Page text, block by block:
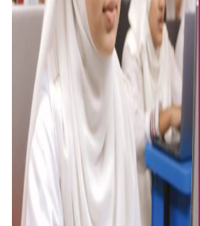
আ.লীগ ও জাপার ৯ নেতা কারাগারে